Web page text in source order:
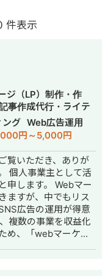
件表示
ジ（LP）制作・作
事作成代行・ライテ
ージ制作・作成・バ
ン・ロゴデザイン・
グ広告運用代行・オ
作・構築・運用代行
ング Web広告運用
円～5,000円
覧いただき、ありが
す。 Webマー
ますが、中でもリス
広告の運用が得意
め、「webマーケテ